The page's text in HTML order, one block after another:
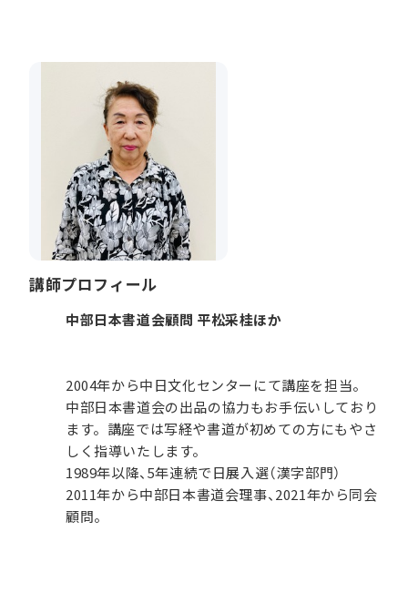
講師プロフィール
中部日本書道会顧問 平松采桂ほか
2004年から中日文化センターにて講座を担当。
中部日本書道会の出品の協力もお手伝いしており
ます。講座では写経や書道が初めての方にもやさ
しく指導いたします。
1989年以降、5年連続で日展入選（漢字部門）
2011年から中部日本書道会理事、2021年から同会
顧問。